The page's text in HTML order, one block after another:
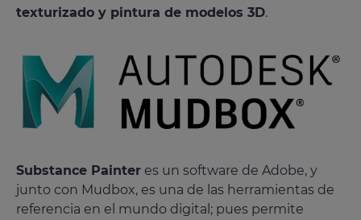
texturizado y pintura de modelos 3D.
Substance Painter es un software de Adobe, y
junto con Mudbox, es una de las herramientas de
referencia en el mundo digital; pues permite